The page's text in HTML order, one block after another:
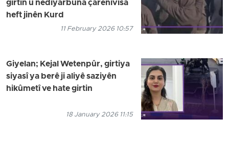
girtin û nediyarbûna çarenivîsa
heft jinên Kurd
11 February 2026 10:57
Giyelan; Kejal Wetenpûr, girtiya
siyasî ya berê ji aliyê saziyên
hikûmetî ve hate girtin
18 January 2026 11:15